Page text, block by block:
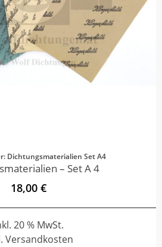
Dichtungsmaterialien Set A4
– Set A 4
18,00 €
20 % MwSt.
Versandkosten